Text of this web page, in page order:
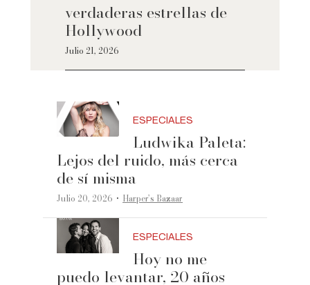
verdaderas estrellas de
Hollywood
Julio 21, 2026
ESPECIALES
Ludwika Paleta:
Lejos del ruido, más cerca
de sí misma
Julio 20, 2026 ·Harper’s Bazaar
ESPECIALES
Hoy no me
puedo levantar, 20 años